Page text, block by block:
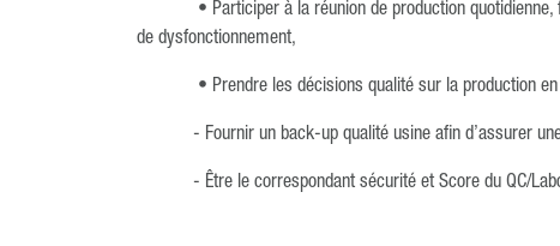
• Participer à la réunion de production
de dysfonctionnement,
• Prendre les décisions qualité sur la production
- Fournir un back-up qualité usine afin d’assurer
- Être le correspondant sécurité et Score du QC/